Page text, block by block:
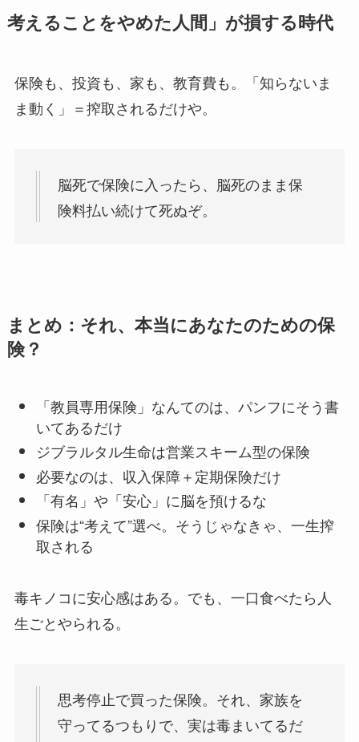
考えることをやめた人間」が損する時代
保険も、投資も、家も、教育費も。「知らないま
ま動く」＝搾取されるだけや。
脳死で保険に入ったら、脳死のまま保
険料払い続けて死ぬぞ。
まとめ：それ、本当にあなたのための保
険？
「教員専用保険」なんてのは、パンフにそう書
いてあるだけ
ジブラルタル生命は営業スキーム型の保険
必要なのは、収入保障＋定期保険だけ
「有名」や「安心」に脳を預けるな
保険は“考えて”選べ。そうじゃなきゃ、一生搾
取される
毒キノコに安心感はある。でも、一口食べたら人
生ごとやられる。
思考停止で買った保険。それ、家族を
守ってるつもりで、実は毒まいてるだ